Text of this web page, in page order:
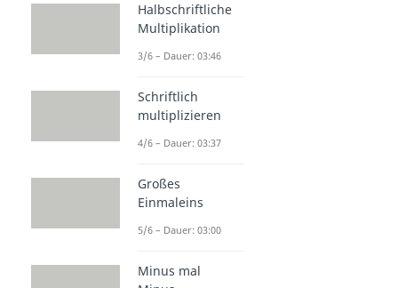
Halbschriftliche
Multiplikation
3/6 – Dauer: 03:46
Schriftlich
multiplizieren
4/6 – Dauer: 03:37
Großes
Einmaleins
5/6 – Dauer: 03:00
Minus mal